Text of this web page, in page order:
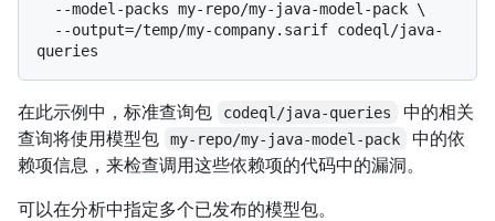
queries
在此示例中，标准查询包 codeql/java-queries
中的相关
查询将使用模型包
my-repo/my-java-model-pack
中的依
赖项信息，来检查调用这些依赖项的代码中的漏洞。
可以在分析中指定多个已发布的模型包。